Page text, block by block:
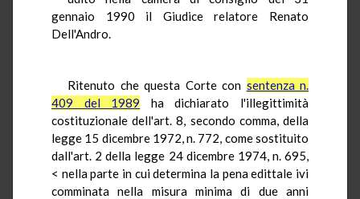
gennaio 1990 il Giudice relatore Renato
Dell'Andro.
Ritenuto che questa Corte con sentenza n.
409 del 1989 ha dichiarato l'illegittimità
costituzionale dell'art. 8, secondo comma, della
legge 15 dicembre 1972, n. 772, come sostituito
dall'art. 2 della legge 24 dicembre 1974, n. 695,
< nella parte in cui determina la pena edittale ivi
comminata nella misura minima di due anni